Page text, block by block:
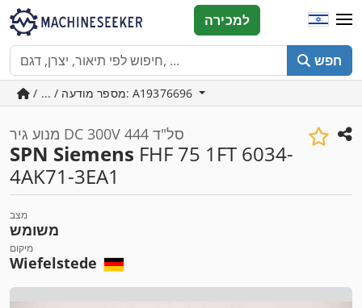
חפש
למכירה
/ ... / מספר מודעה: A19376696
מנוע גיר DC 300V 444 סל"ד
SPN Siemens FHF 75 1FT 6034-
4AK71-3EA1
מצב
משומש
מיקום
Wiefelstede